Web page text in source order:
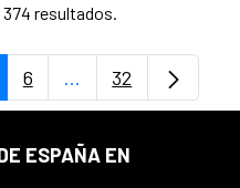
resultados.
Use TAB para
Página
6 ...PáginasPágina
32
ESPAÑA EN